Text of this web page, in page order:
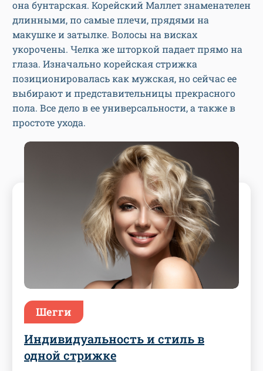
она бунтарская. Корейский Маллет знаменателен
длинными, по самые плечи, прядями на
макушке и затылке. Волосы на висках
укорочены. Челка же шторкой падает прямо на
глаза. Изначально корейская стрижка
позиционировалась как мужская, но сейчас ее
выбирают и представительницы прекрасного
пола. Все дело в ее универсальности, а также в
простоте ухода.
Шегги
Индивидуальность и стиль в
одной стрижке